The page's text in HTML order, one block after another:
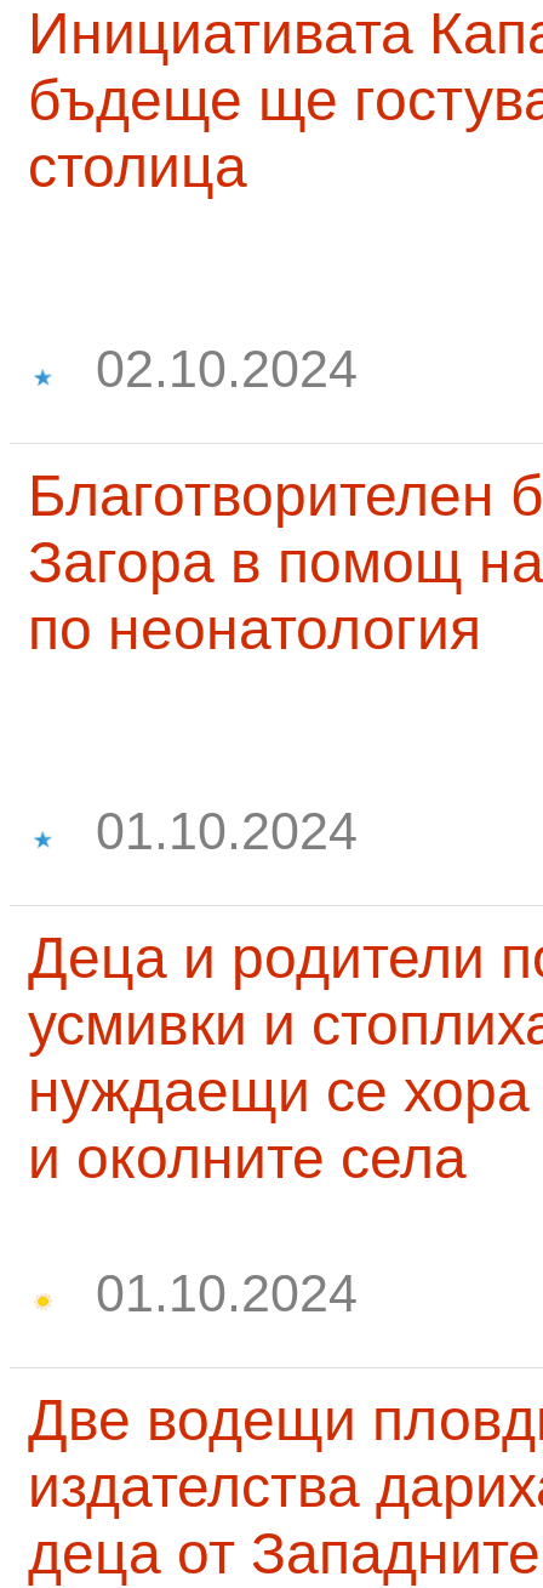
Инициативата
бъдеще ще
столица
02.10.2024
Благотворителен
Загора в помощ
по неонатология
01.10.2024
Деца и родители
усмивки и
нуждаещи се
и околните села
01.10.2024
Две водещи
издателства
деца от